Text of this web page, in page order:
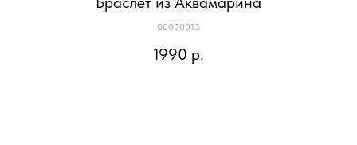
00000013
1990 р.